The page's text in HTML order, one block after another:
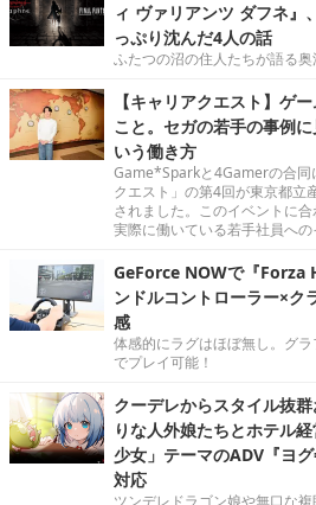
ィ ヴァリアンツ ダフネ
っぷり沈んだ4人の話
ふたつの沼の住人たちが語る奥
【キャリアクエスト】ゲ
こと。セガの若手の事例
いう働き方
Game*Sparkと4Gamerの合同
クエスト」の第4回が東京都立
されました。このイベントに
実際に働いている若手社員への
GeForce NOWで『Forza
ンドルコントローラー×ク
感
体感的にラグはほぼ無し。グ
でプレイ可能！
クーデレからスタイル抜
りな人外娘たちとホテル
少女」テーマのADV『ヨ
対応
ツンデレドラゴン娘や無口な